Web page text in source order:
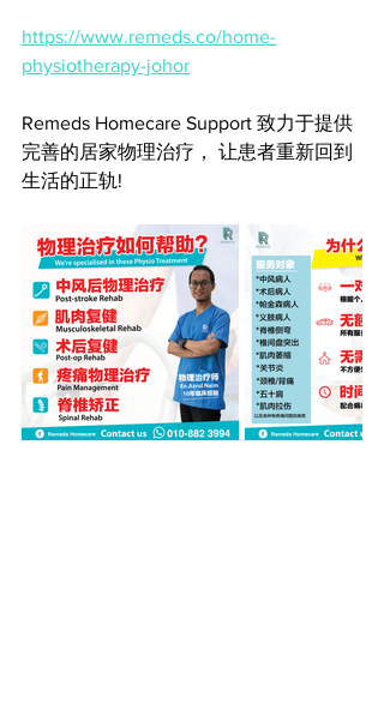
https://www.remeds.co/home-
physiotherapy-johor
Remeds Homecare Support 致力于提供
完善的居家物理治疗， 让患者重新回到
生活的正轨!